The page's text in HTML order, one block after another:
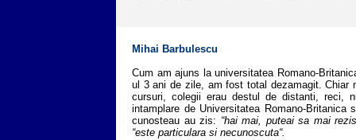
Mihai Barbulescu
Cum am ajuns la universitatea Romano-
ul 3 ani de zile, am fost total dezamagit. Chiar
cursuri, colegii erau destul de distanti, reci,
intamplare de Universitatea Romano-
cunosteau au zis: “hai mai, puteai sa mai
“este particulara si necunoscuta“.